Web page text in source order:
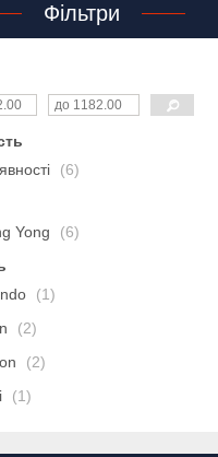
Фільтри
6
Yong
6
1
2
2
1